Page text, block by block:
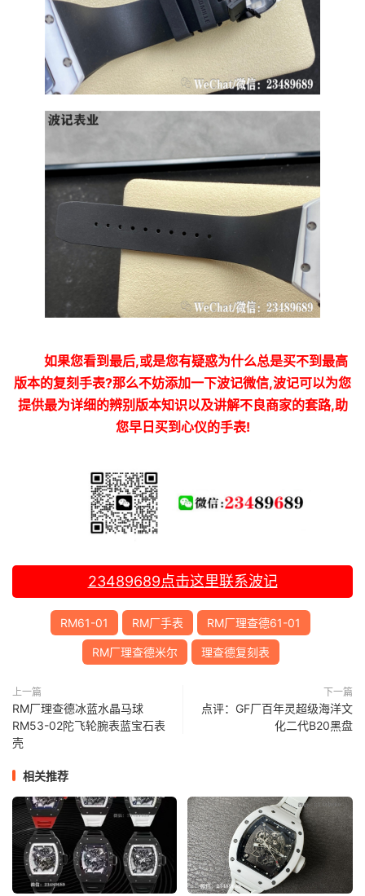
如果您看到最后,或是您有疑惑为什么总是买不到最高
版本的复刻手表?那么不妨添加一下波记微信,波记可以为您
提供最为详细的辨别版本知识以及讲解不良商家的套路,助
您早日买到心仪的手表!
23489689点击这里联系波记
RM61-01 RM厂手表 RM厂理查德61-01
RM厂理查德米尔 理查德复刻表
上一篇
RM厂理查德冰蓝水晶马球
RM53-02陀飞轮腕表蓝宝石表
壳
下一篇
点评：GF厂百年灵超级海洋文
化二代B20黑盘
相关推荐